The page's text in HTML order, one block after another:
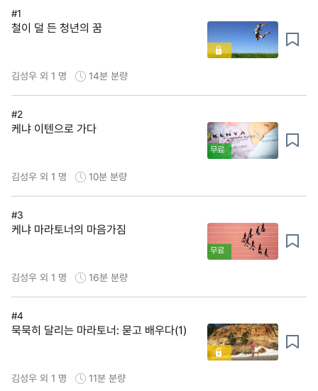
#1
철이 덜 든 청년의 꿈
김성우 외 1 명 14분 분량
#2
케냐 이텐으로 가다
무료
김성우 외 1 명 10분 분량
#3
케냐 마라토너의 마음가짐
무료
김성우 외 1 명 16분 분량
#4
묵묵히 달리는 마라토너: 묻고 배우다(1)
김성우 외 1 명 11분 분량